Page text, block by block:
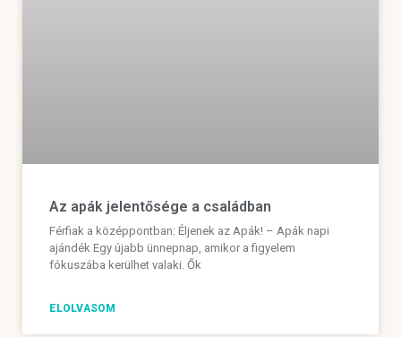
Az apák jelentősége a családban
Férfiak a középpontban: Éljenek az Apák! – Apák napi
ajándék Egy újabb ünnepnap, amikor a figyelem
fókuszába kerülhet valaki. Ők
ELOLVASOM